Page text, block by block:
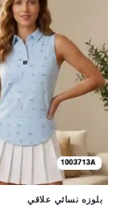
جديد
بلوزه نسائي علاقي